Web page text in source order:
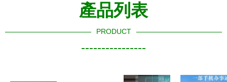
產品列表
PRODUCT
----------------